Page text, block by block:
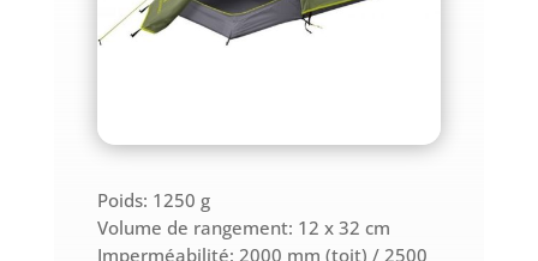
Poids: 1250 g
Volume de rangement: 12 x 32 cm
Imperméabilité: 2000 mm (toit) / 2500